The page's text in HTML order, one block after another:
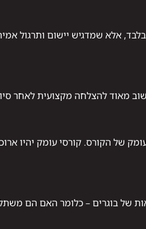
אלא שמדגיש יישום ותרגול
מאוד להצלחה מקצועית לאחר
הקורס. קורסי עומק יהיו
של בוגרים – כלומר האם הם